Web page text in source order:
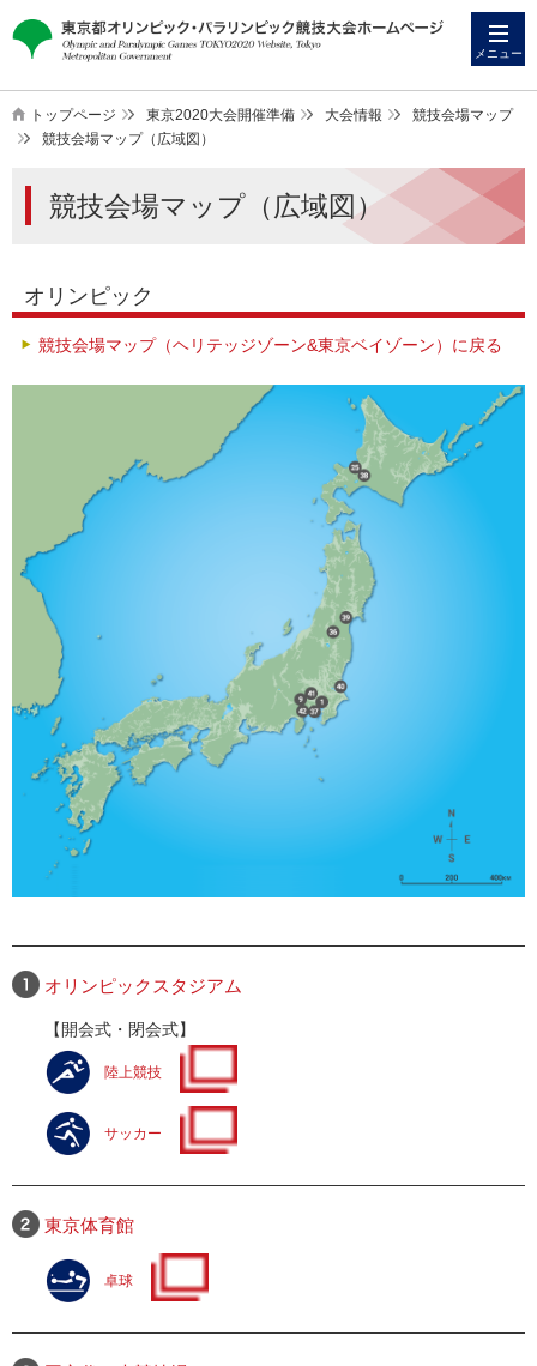
ス
メニュー
トップページ 東京2020大会開催準備 大会情報
競技会場マップ
競技会場マップ（広域図）
ら
競技会場マップ（広域図）
オリンピック
競技会場マップ（ヘリテッジゾーン&東京ベイゾーン）に戻る
オリンピックスタジアム
【開会式・閉会式】
陸上競技
サッカー
東京体育館
卓球